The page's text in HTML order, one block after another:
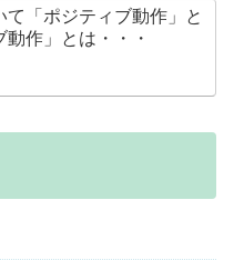
て「ポジティブ動作」と
動作」とは・・・